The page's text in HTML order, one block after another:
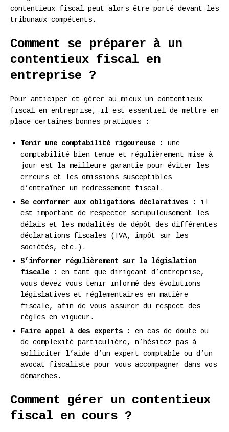
contentieux fiscal peut alors être porté devant les
tribunaux compétents.
Comment se préparer à un
contentieux fiscal en
entreprise ?
Pour anticiper et gérer au mieux un contentieux
fiscal en entreprise, il est essentiel de mettre en
place certaines bonnes pratiques :
Tenir une comptabilité rigoureuse :
une
comptabilité bien tenue et régulièrement mise à
jour est la meilleure garantie pour éviter les
erreurs et les omissions susceptibles
d’entraîner un redressement fiscal.
Se conformer aux obligations déclaratives :
il
est important de respecter scrupuleusement les
délais et les modalités de dépôt des différentes
déclarations fiscales (TVA, impôt sur les
sociétés, etc.).
S’informer régulièrement sur la législation
fiscale :
en tant que dirigeant d’entreprise,
vous devez vous tenir informé des évolutions
législatives et réglementaires en matière
fiscale, afin de vous assurer du respect des
règles en vigueur.
Faire appel à des experts :
en cas de doute ou
de complexité particulière, n’hésitez pas à
solliciter l’aide d’un expert-comptable ou d’un
avocat fiscaliste pour vous accompagner dans vos
démarches.
Comment gérer un contentieux
fiscal en cours ?